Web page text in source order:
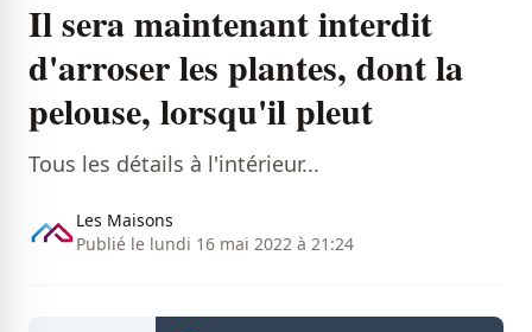
Il sera maintenant interdit
d'arroser les plantes, dont la
pelouse, lorsqu'il pleut
Tous les détails à l'intérieur...
Les Maisons
Publié le lundi 16 mai 2022 à 21:24